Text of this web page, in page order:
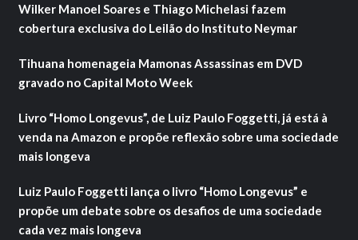
Wilker Manoel Soares e Thiago Michelasi fazem
cobertura exclusiva do Leilão do Instituto Neymar
Tihuana homenageia Mamonas Assassinas em DVD
gravado no Capital Moto Week
Livro “Homo Longevus”, de Luiz Paulo Foggetti, já está à
venda na Amazon e propõe reflexão sobre uma sociedade
mais longeva
Luiz Paulo Foggetti lança o livro “Homo Longevus” e
propõe um debate sobre os desafios de uma sociedade
cada vez mais longeva